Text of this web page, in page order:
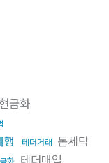
금화
테더거래 돈세탁